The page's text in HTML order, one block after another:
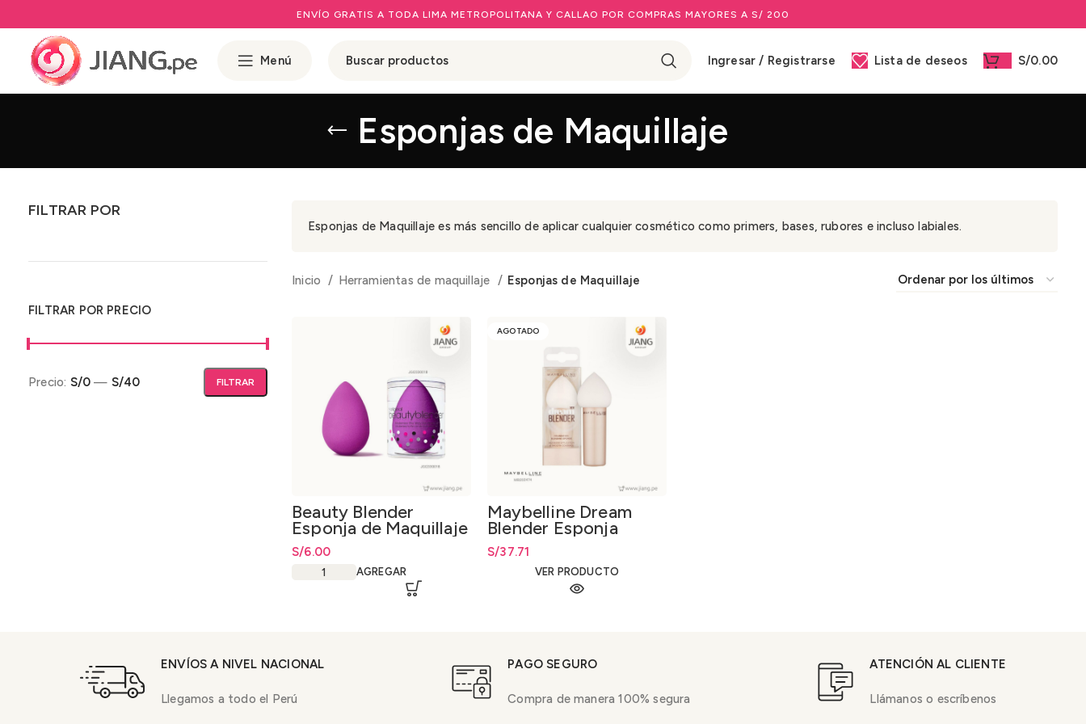
ENVÍO GRATIS A TODA LIMA METROPOLITANA Y CALLAO POR COMPRAS MAYORES A S/ 200
Menú Ingresar / Registrarse Lista de deseos S/0.00
Esponjas de Maquillaje
FILTRAR POR
FILTRAR POR PRECIO
Precio mínimo
Precio máximo FILTRAR
Precio: S/0 — S/40
Esponjas de Maquillaje es más sencillo de aplicar cualquier cosmético como primers, bases, rubores e incluso labiales.
Inicio Herramientas de maquillaje Esponjas de Maquillaje
Beauty Blender
Esponja de Maquillaje
S/6.00
AGREGAR
AGOTADO
Maybelline Dream
Blender Esponja
Aplicadora de
Maquillaje
S/37.71
VER PRODUCTO
ENVÍOS A NIVEL NACIONAL
Llegamos a todo el Perú
PAGO SEGURO
Compra de manera 100% segura
ATENCIÓN AL CLIENTE
Llámanos o escríbenos